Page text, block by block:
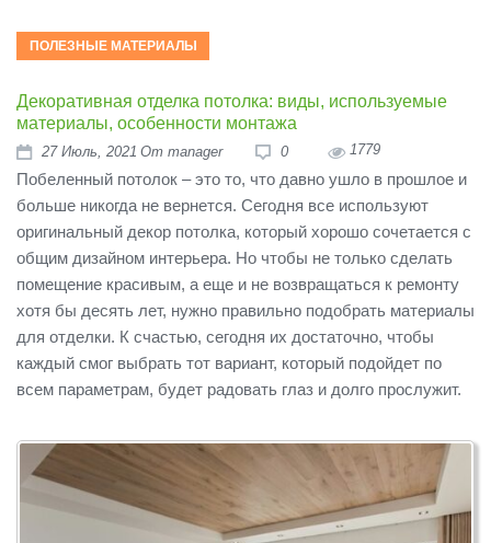
ПОЛЕЗНЫЕ МАТЕРИАЛЫ
Декоративная отделка потолка: виды, используемые
материалы, особенности монтажа
27Июль, 2021 От manager 0 1779
Побеленный потолок – это то, что давно ушло в прошлое и
больше никогда не вернется. Сегодня все используют
оригинальный декор потолка, который хорошо сочетается с
общим дизайном интерьера. Но чтобы не только сделать
помещение красивым, а еще и не возвращаться к ремонту
хотя бы десять лет, нужно правильно подобрать материалы
для отделки. К счастью, сегодня их достаточно, чтобы
каждый смог выбрать тот вариант, который подойдет по
всем параметрам, будет радовать глаз и долго прослужит.